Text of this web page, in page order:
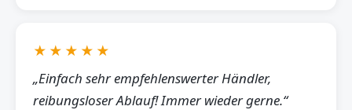
★★★★★
„Einfach sehr empfehlenswerter Händler,
reibungsloser Ablauf! Immer wieder gerne.“